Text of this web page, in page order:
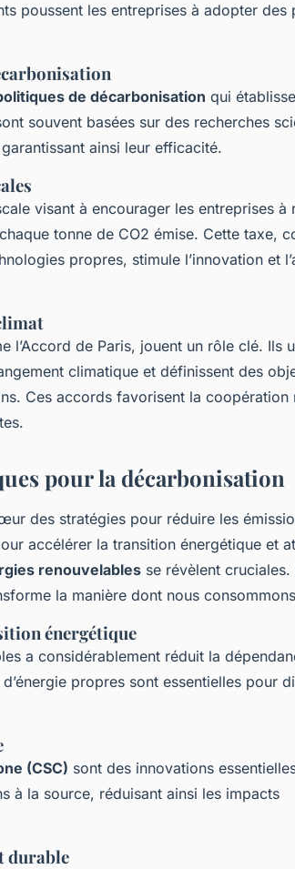
poussent les entreprises à adopter des
de décarbonisation qui
souvent basées sur des recherches
ainsi leur efficacité.
visant à encourager les entreprises à
tonne de CO2 émise. Cette taxe,
propres, stimule l’innovation et
l’Accord de Paris, jouent un rôle clé. Ils
climatique et définissent des
Ces accords favorisent la coopération
pour la décarbonisation
des stratégies pour réduire les
accélérer la transition énergétique et
renouvelables se révèlent cruciales.
la manière dont nous consommons
énergétique
a considérablement réduit la
propres sont essentielles pour
(CSC) sont des innovations
à la source, réduisant ainsi les impacts
durable